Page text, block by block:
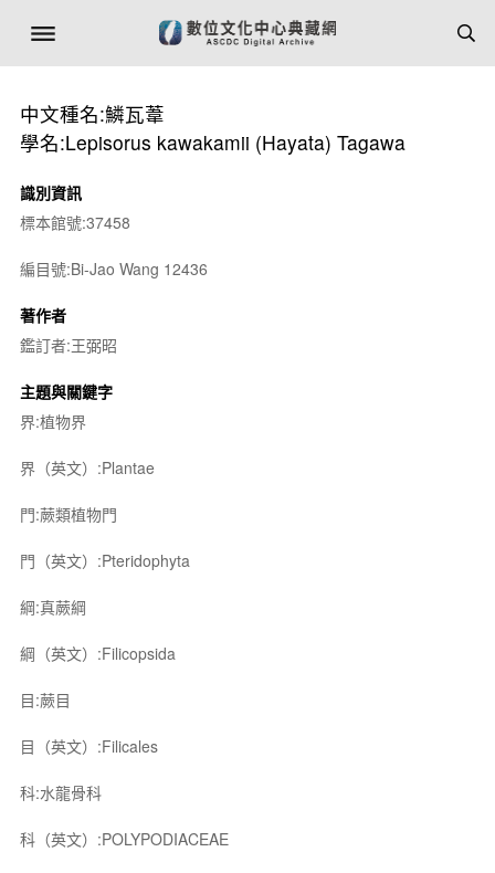
中文種名:鱗瓦葦
學名:Lepisorus kawakamii (Hayata) Tagawa
識別資訊
標本館號:37458
編目號:Bi-Jao Wang 12436
著作者
鑑訂者:王弼昭
主題與關鍵字
界:植物界
界（英文）:Plantae
門:蕨類植物門
門（英文）:Pteridophyta
綱:真蕨綱
綱（英文）:Filicopsida
目:蕨目
目（英文）:Filicales
科:水龍骨科
科（英文）:POLYPODIACEAE